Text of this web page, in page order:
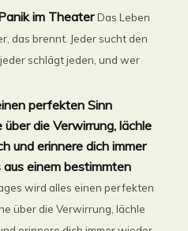
im Theater Das Leben
das brennt. Jeder sucht den
schlägt jeden, und wer
perfekten Sinn
die Verwirrung, lächle
und erinnere dich immer
einem bestimmten
wird alles einen perfekten
über die Verwirrung, lächle